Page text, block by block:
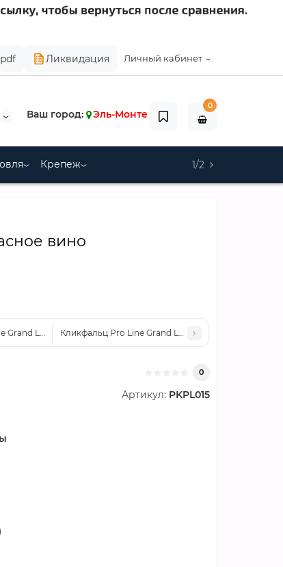
Личный кабинет
Ликвидация
Ваш город: Эль-Монте
0
Крепеж 1/2
вино
Grand Line 0,5 GreenCoat Pural Matt с пленкой на замках RR 23
Кликфальц Pro Line Grand Line 0,5 Quarzit lite с
0
Артикул: PKPL015